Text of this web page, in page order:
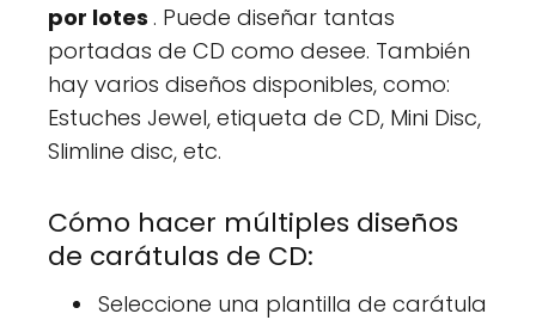
por lotes . Puede diseñar tantas
portadas de CD como desee. También
hay varios diseños disponibles, como:
Estuches Jewel, etiqueta de CD, Mini Disc,
Slimline disc, etc.
Cómo hacer múltiples diseños
de carátulas de CD:
Seleccione una plantilla de carátula